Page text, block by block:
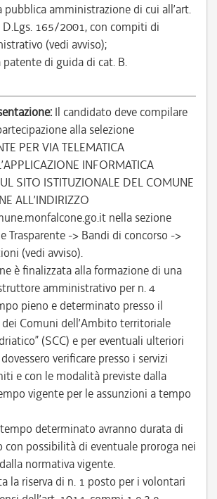
pubblica amministrazione di cui all’art.
D.Lgs. 165/2001, con compiti di
(vedi avviso);
patente di guida di cat. B.
Il candidato deve compilare
alla selezione
PER VIA TELEMATICA
INFORMATICA
SITO ISTITUZIONALE DEL COMUNE
ALL’INDIRIZZO
nella sezione
Trasparente -> Bandi di concorso ->
(vedi avviso).
è finalizzata alla formazione di una
amministrativo per n. 4
pieno e determinato presso il
dei Comuni dell’Ambito territoriale
(SCC) e per eventuali ulteriori
verificare presso i servizi
e con le modalità previste dalla
vigente per le assunzioni a tempo
determinato avranno durata di
con possibilità di eventuale proroga nei
normativa vigente.
la riserva di n. 1 posto per i volontari